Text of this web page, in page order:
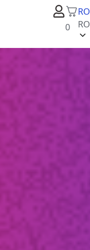
0
RO
RO